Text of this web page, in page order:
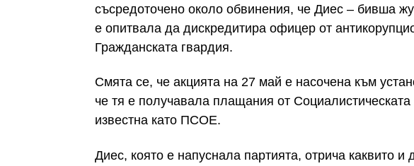
съсредоточено около обвинения, че Диес – бивша
е опитвала да дискредитира офицер от
Гражданската гвардия.
Смята се, че акцията на 27 май е насочена към
че тя е получавала плащания от
известна като ПСОЕ.
Диес, която е напуснала партията, отрича каквито и